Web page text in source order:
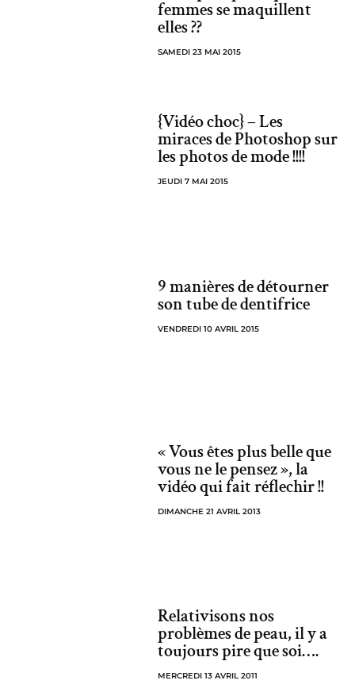
femmes se maquillent
elles ??
SAMEDI 23 MAI 2015
{Vidéo choc} – Les
miraces de Photoshop sur
les photos de mode !!!!
JEUDI 7 MAI 2015
9 manières de détourner
son tube de dentifrice
VENDREDI 10 AVRIL 2015
« Vous êtes plus belle que
vous ne le pensez », la
vidéo qui fait réflechir !!
DIMANCHE 21 AVRIL 2013
Relativisons nos
problèmes de peau, il y a
toujours pire que soi….
MERCREDI 13 AVRIL 2011